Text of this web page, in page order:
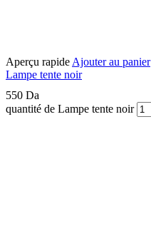
Aperçu rapide Ajouter au panier
Lampe tente noir
550 Da
quantité de Lampe tente noir